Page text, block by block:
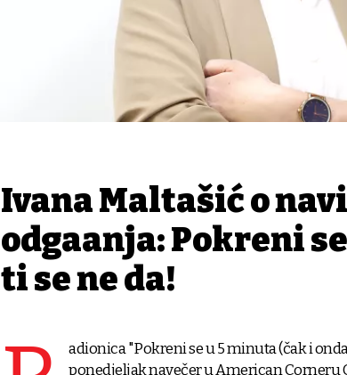
Ivana Maltašić o
odgađanja: Pokreni
ti se ne da!
adionica "Pokreni se u 5 minuta (čak i
ponedjeljak navečer u American Corneru